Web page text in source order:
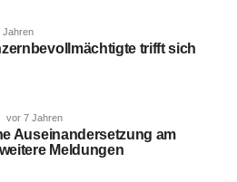
Jahren
trifft sich
vor 7 Jahren
Aus­ein­an­der­set­zung am
Meldungen